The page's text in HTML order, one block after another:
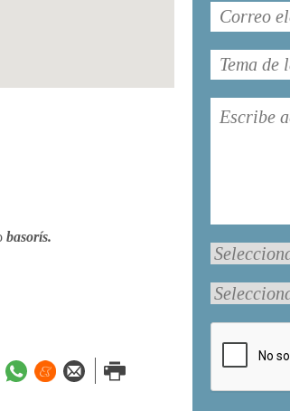
basorís.
Whatsapp
Menéame
Enviar porImprimir